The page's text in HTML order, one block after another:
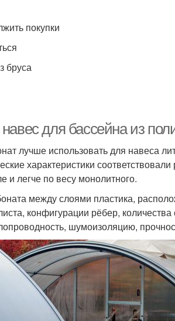
покупки
бруса
для бассейна из
лучше использовать для навеса
характеристики
легче по весу монолитного.
между слоями пластика,
конфигурации рёбер,
шумоизоляцию,